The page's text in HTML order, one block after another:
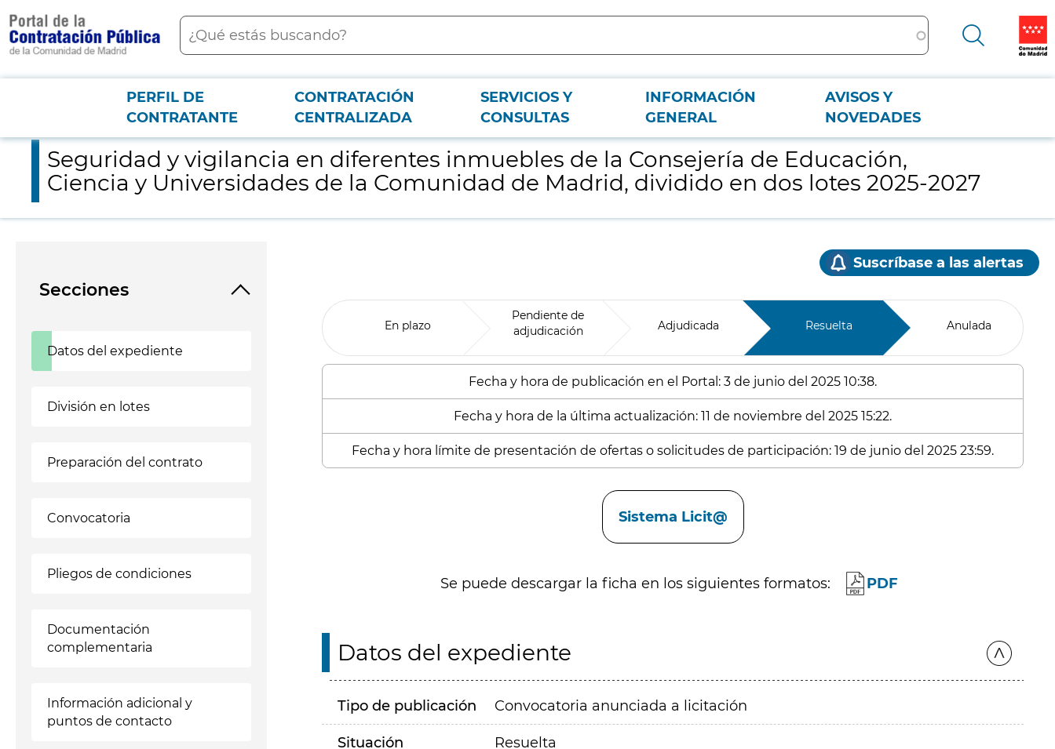
contenido
principal
Buscar
Menú PCON
PERFIL DE
CONTRATANTE
CONTRATACIÓN
CENTRALIZADA
SERVICIOS Y
CONSULTAS
INFORMACIÓN
GENERAL
AVISOS Y
NOVEDADES
Seguridad y vigilancia en diferentes inmuebles de la Consejería de Educación, Ciencia y Universidades de la Comunidad de Madrid, dividido en dos lotes 2025-2027
Seguridad y vigilancia en diferentes inmuebles de la Consejería de Educación,
Ciencia y Universidades de la Comunidad de Madrid, dividido en dos lotes 2025-2027
Secciones
Datos del expediente
División en lotes
Preparación del contrato
Convocatoria
Pliegos de condiciones
Documentación
complementaria
Información adicional y
puntos de contacto
Suscríbase a las alertas
En plazo
Pendiente de
adjudicación
Adjudicada Resuelta Anulada
Fecha y hora de publicación en el Portal: 3 de junio del 2025 10:38.
Fecha y hora de la última actualización: 11 de noviembre del 2025 15:22.
Fecha y hora límite de presentación de ofertas o solicitudes de participación: 19 de junio del 2025 23:59.
Sistema Licit@
Se puede descargar la ficha en los siguientes formatos: PDF
Datos del expediente
Tipo de publicación Convocatoria anunciada a licitación
Situación Resuelta